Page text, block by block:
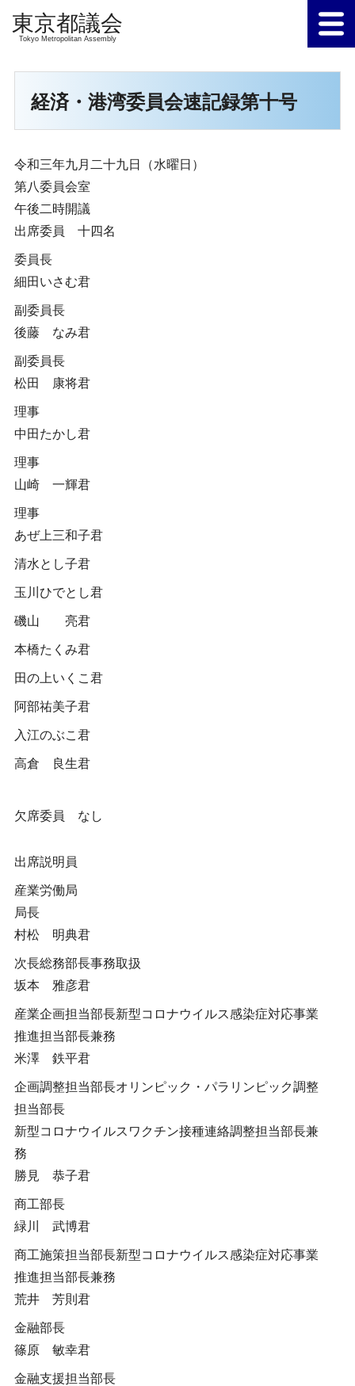
Tokyo Metropolitan Assembly
経済・港湾委員会速記録第十号
令和三年九月二十九日（水曜日）
第八委員会室
午後二時開議
出席委員 十四名
委員長
細田いさむ君
副委員長
後藤 なみ君
副委員長
松田 康将君
理事
中田たかし君
理事
山崎 一輝君
理事
あぜ上三和子君
清水とし子君
玉川ひでとし君
磯山 亮君
本橋たくみ君
田の上いくこ君
阿部祐美子君
入江のぶこ君
高倉 良生君
欠席委員 なし
出席説明員
産業労働局
局長
村松 明典君
次長総務部長事務取扱
坂本 雅彦君
産業企画担当部長新型コロナウイルス感染症対応事業
推進担当部長兼務
米澤 鉄平君
企画調整担当部長オリンピック・パラリンピック調整
担当部長
新型コロナウイルスワクチン接種連絡調整担当部長兼
務
勝見 恭子君
商工部長
緑川 武博君
商工施策担当部長新型コロナウイルス感染症対応事業
推進担当部長兼務
荒井 芳則君
金融部長
篠原 敏幸君
金融支援担当部長